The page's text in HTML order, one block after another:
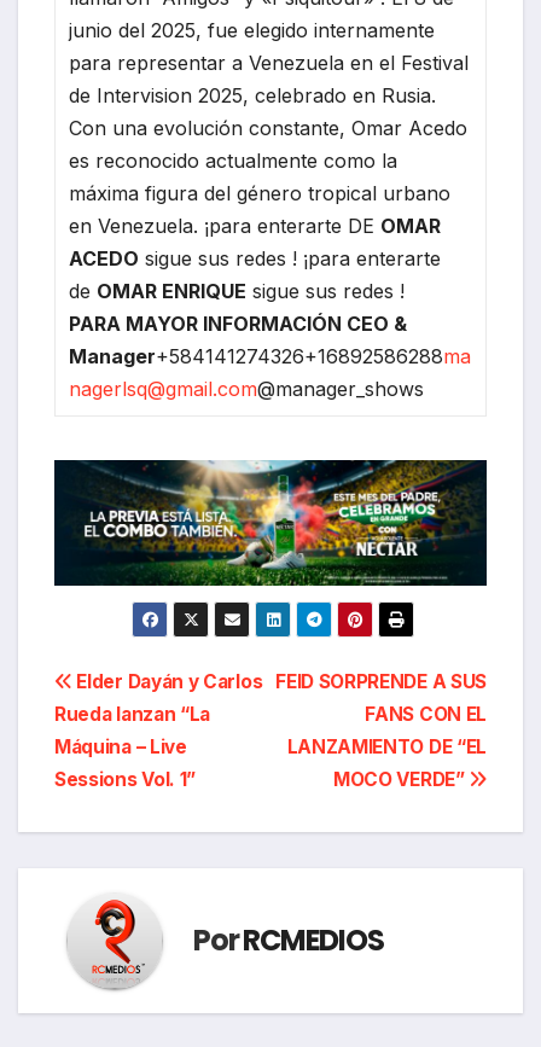
junio del 2025, fue elegido internamente
para representar a Venezuela en el Festival
de Intervision 2025, celebrado en Rusia.
Con una evolución constante, Omar Acedo
es reconocido actualmente como la
máxima figura del género tropical urbano
en Venezuela. ¡para enterarte DE OMAR
ACEDO sigue sus redes ! ¡para enterarte
de OMAR ENRIQUE sigue sus redes !
PARA MAYOR INFORMACIÓN CEO &
Manager+584141274326+16892586288ma
nagerlsq@gmail.com@manager_shows
Navegación
de
entradas
FEID SORPRENDE A SUS
FANS CON EL
LANZAMIENTO DE “EL
MOCO VERDE”
Elder Dayán y Carlos
Rueda lanzan “La
Máquina – Live
Sessions Vol. 1”
PorRCMEDIOS